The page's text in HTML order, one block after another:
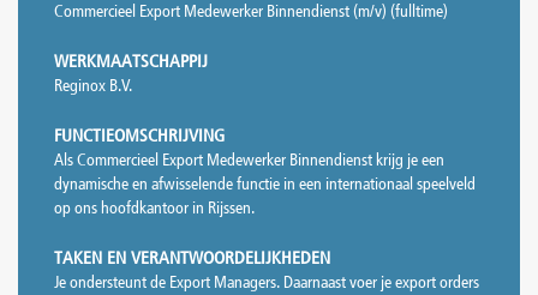
Commercieel Export Medewerker Binnendienst (m/v) (fulltime)
WERKMAATSCHAPPIJ
Reginox B.V.
FUNCTIEOMSCHRIJVING
Als Commercieel Export Medewerker Binnendienst krijg je een
dynamische en afwisselende functie in een internationaal speelveld
op ons hoofdkantoor in Rijssen.
TAKEN EN VERANTWOORDELIJKHEDEN
Je ondersteunt de Export Managers. Daarnaast voer je export orders